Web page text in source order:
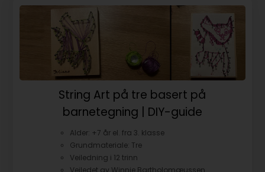
String Art på tre basert på
barnetegning | DIY-guide
Alder: +7 år el. fra 3. klasse
Grundmateriale: Tre
Veiledning i 12 trinn